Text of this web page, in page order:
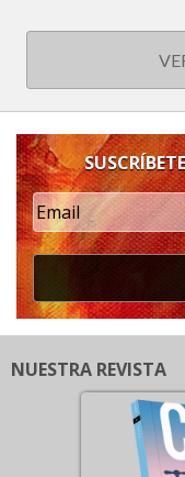
NUESTRA REVISTA